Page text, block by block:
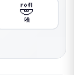
🤣
哈